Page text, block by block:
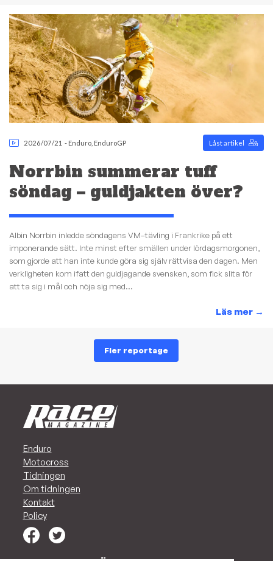
2026/07/21 - Enduro EnduroGP Låst artikel
Norrbin summerar tuff
söndag – guldjakten över?
Albin Norrbin inledde söndagens VM–tävling i Frankrike på ett
imponerande sätt. Inte minst efter smällen under lördagsmorgonen,
som gjorde att han inte kunde göra sig själv rättvisa den dagen. Men
verkligheten kom ifatt den guldjagande svensken, som fick slita för
att ta sig i mål och nöja sig med...
Läs mer →
Fler reportage
Enduro
Motocross
Tidningen
Om tidningen
Kontakt
Policy